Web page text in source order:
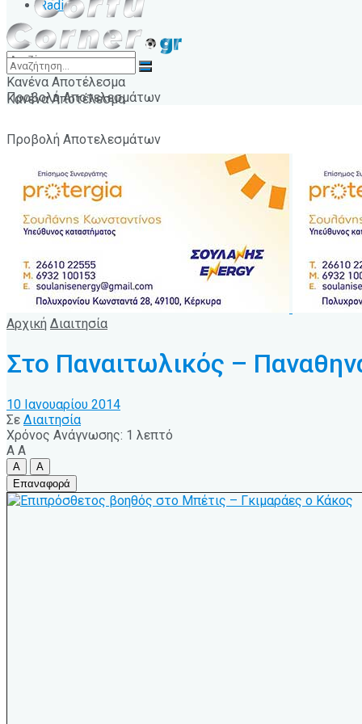
Radio
Κανένα Αποτέλεσμα
Προβολή Αποτελεσμάτων
Κανένα Αποτέλεσμα
Προβολή Αποτελεσμάτων
Αρχική Διαιτησία
Στο Παναιτωλικός –
10 Ιανουαρίου 2014
Σε Διαιτησία
Χρόνος Ανάγνωσης: 1 λεπτό
A A
A
A
Επαναφορά